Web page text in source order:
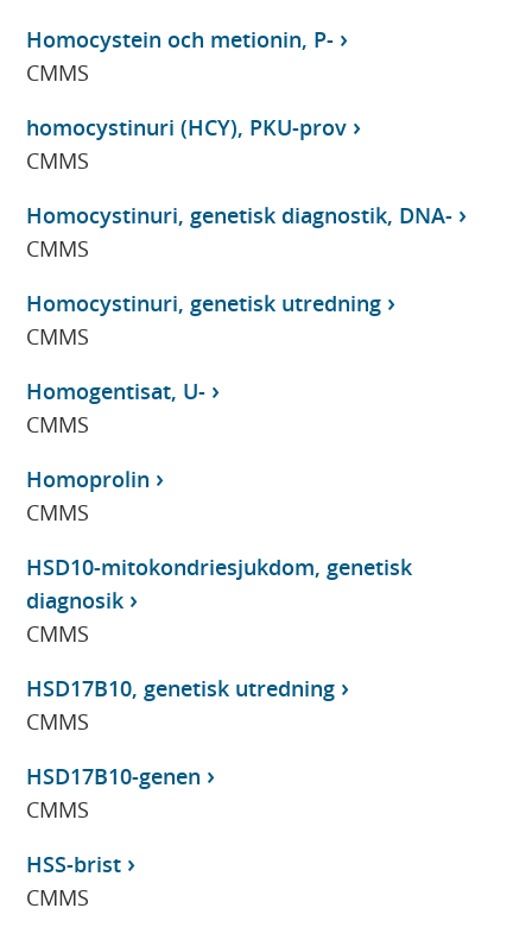
Homocystein och metionin, P-
CMMS
homocystinuri (HCY), PKU-prov
CMMS
Homocystinuri, genetisk diagnostik, DNA-
CMMS
Homocystinuri, genetisk utredning
CMMS
Homogentisat, U-
CMMS
Homoprolin
CMMS
HSD10-mitokondriesjukdom, genetisk
diagnosik
CMMS
HSD17B10, genetisk utredning
CMMS
HSD17B10-genen
CMMS
HSS-brist
CMMS